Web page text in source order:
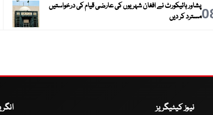
پشاور ہائیکورٹ نے افغان شہریوں کی عارضی قیام کی درخواستیں
مسترد کر دیں
نیوز کیٹیگریز